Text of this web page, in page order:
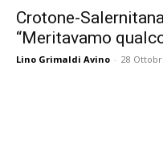
Crotone-
“Meritavamo
Lino Grimaldi Avino - 28